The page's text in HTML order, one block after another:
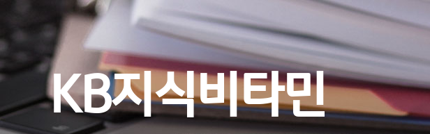
KB지식비타민